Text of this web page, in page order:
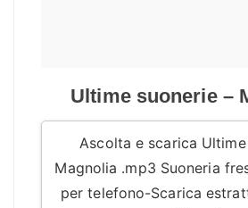
Ultime suonerie –
Ascolta e scarica
Magnolia .mp3 Suoneria
per telefono-Scarica